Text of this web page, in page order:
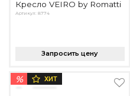
Кресло VEIRO by Romatti
Артикул: 8774
Запросить цену
% ХИТ